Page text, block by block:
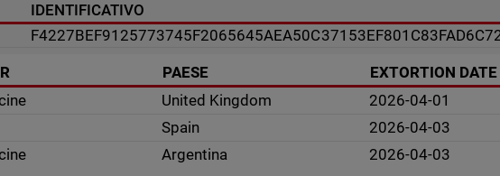
IDENTIFICATIVO
PAESE EXTORTION DATE
United Kingdom
2026-04-01
Spain
2026-04-03
Argentina 2026-04-03